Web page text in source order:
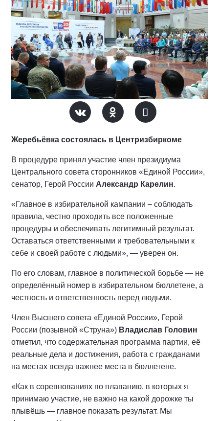
Жеребьёвка состоялась в Центризбиркоме
В процедуре принял участие член президиума
Центрального совета сторонников «Единой России»,
сенатор, Герой России Александр Карелин.
«Главное в избирательной кампании – соблюдать
правила, честно проходить все положенные
процедуры и обеспечивать легитимный результат.
Оставаться ответственными и требовательными к
себе и своей работе с людьми», — уверен он.
По его словам, главное в политической борьбе — не
определённый номер в избирательном бюллетене, а
честность и ответственность перед людьми.
Член Высшего совета «Единой России», Герой
России (позывной «Струна») Владислав Головин
отметил, что содержательная программа партии, её
реальные дела и достижения, работа с гражданами
на местах всегда важнее места в бюллетене.
«Как в соревнованиях по плаванию, в которых я
принимаю участие, не важно на какой дорожке ты
плывёшь — главное показать результат. Мы